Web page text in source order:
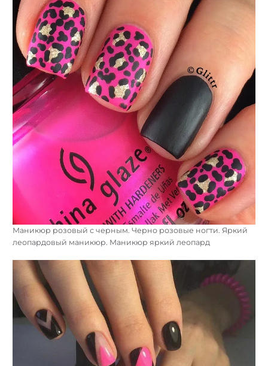
Маникюр розовый с черным. Черно розовые ногти. Яркий
леопардовый маникюр. Маникюр яркий леопард